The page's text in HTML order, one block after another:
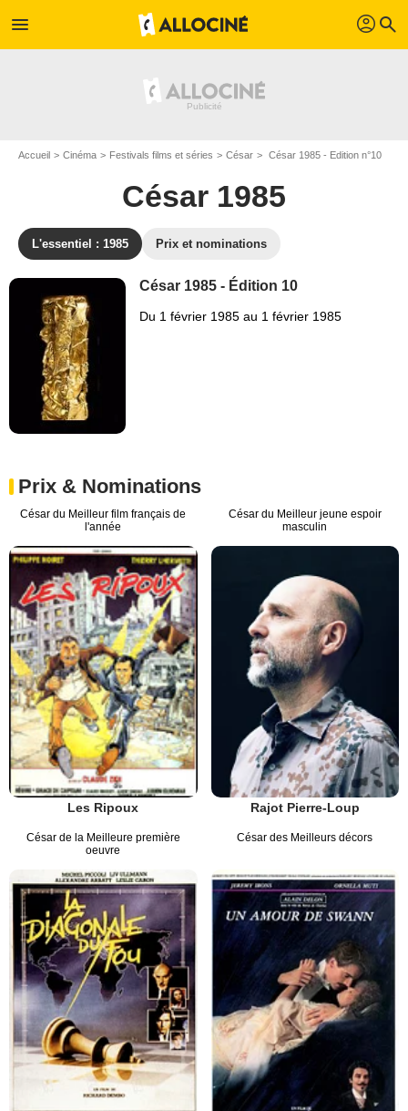
menu profil search
Accueil Cinéma Festivals films et séries César César 1985 - Edition n°10
César 1985
L'essentiel : 1985 Prix et nominations
César 1985 - Édition 10
Du 1 février 1985 au 1 février 1985
Prix & Nominations
César du Meilleur film français de
l'année
Les Ripoux
César du Meilleur jeune espoir
masculin
Rajot Pierre-Loup
César de la Meilleure première
oeuvre
César des Meilleurs décors